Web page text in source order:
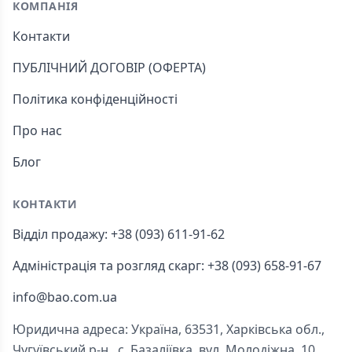
КОМПАНІЯ
Контакти
ПУБЛІЧНИЙ ДОГОВІР (ОФЕРТА)
Політика конфіденційності
Про нас
Блог
КОНТАКТИ
Відділ продажу: +38 (093) 611-91-62
Адміністрація та розгляд скарг: +38 (093) 658-91-67
info@bao.com.ua
Юридична адреса: Україна, 63531, Харківська обл.,